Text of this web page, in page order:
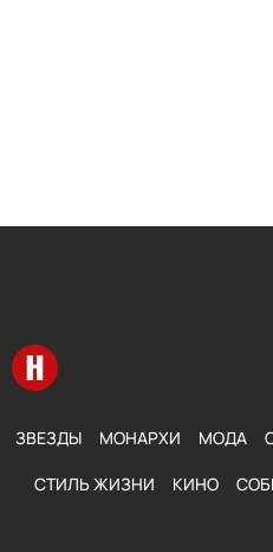
Перейти на главную
ЗВЕЗДЫ МОНАРХИ МОДА
СТИЛЬ ЖИЗНИ КИНО